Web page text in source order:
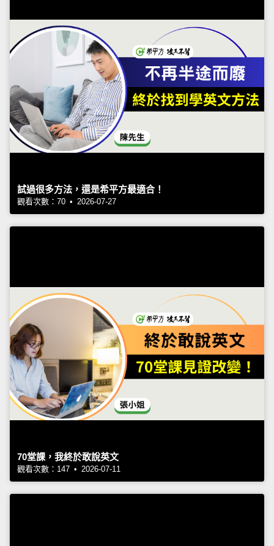
試過很多方法，還是希平方最適合！
觀看次數：70 • 2026-07-27
70堂課，我終於敢說英文
觀看次數：147 • 2026-07-11